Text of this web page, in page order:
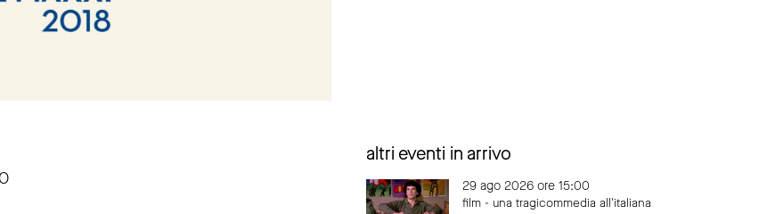
altri eventi in arrivo
29 ago 2026 ore 15:00
film - una tragicommedia all'italiana